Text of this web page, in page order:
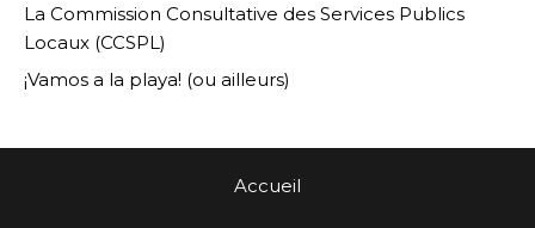
La Commission Consultative des Services Publics
Locaux (CCSPL)
¡Vamos a la playa! (ou ailleurs)
Accueil